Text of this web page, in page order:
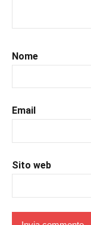
Nome
Email
Sito web